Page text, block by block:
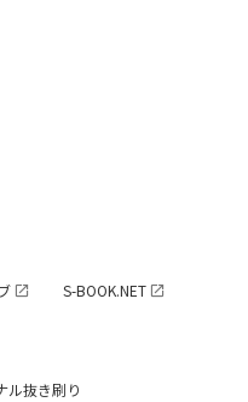
S-BOOK.NET
ル抜き刷り